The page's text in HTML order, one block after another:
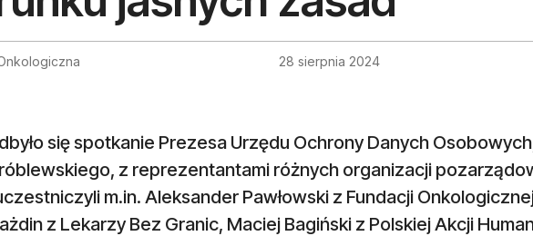
28 sierpnia 2024
się spotkanie Prezesa Urzędu Ochrony Danych
z reprezentantami różnych organizacji
m.in. Aleksander Pawłowski z Fundacji
z Lekarzy Bez Granic, Maciej Bagiński z Polskiej Akcji